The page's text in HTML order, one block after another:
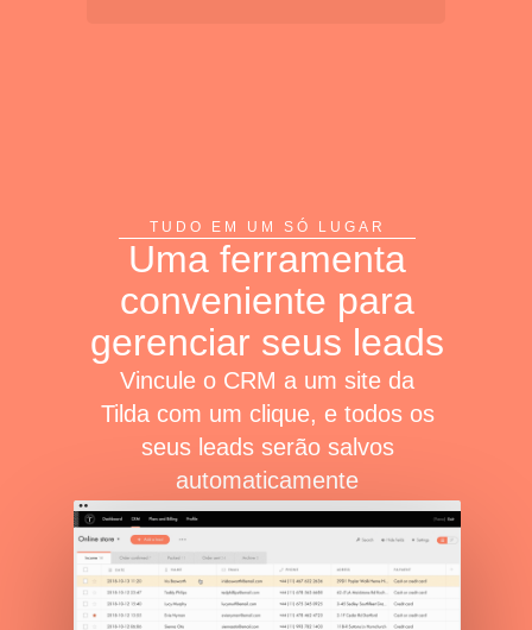
TUDO EM UM SÓ LUGAR
Uma ferramenta
conveniente para
gerenciar seus leads
Vincule o CRM a um site da
Tilda com um clique, e todos os
seus leads serão salvos
automaticamente